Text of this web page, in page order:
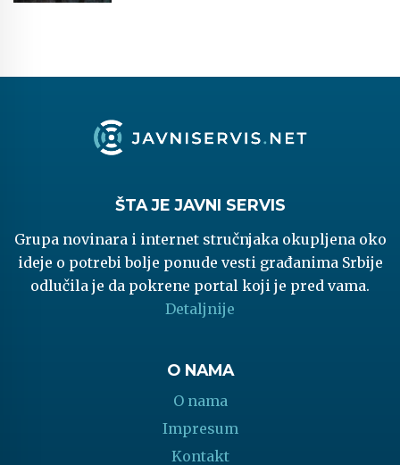
ŠTA JE JAVNI SERVIS
Grupa novinara i internet stručnjaka okupljena oko
ideje o potrebi bolje ponude vesti građanima Srbije
odlučila je da pokrene portal koji je pred vama.
Detaljnije
O NAMA
O nama
Impresum
Kontakt